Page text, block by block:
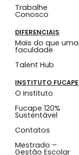
Trabalhe
Conosco
DIFERENCIAIS
Mais do que uma
faculdade
Talent Hub
INSTITUTO FUCAPE
O Instituto
Fucape 120%
Sustentável
Contatos
Mestrado –
Gestão Escolar